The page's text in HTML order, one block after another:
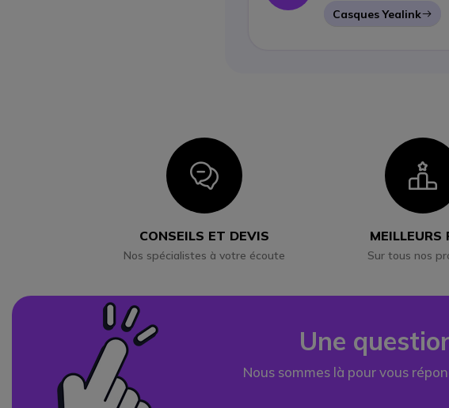
Casques Yealink
Icon
CONSEILS ET DEVIS
Nos spécialistes à votre écoute
MEILLEURS
Sur tous nos
Une
Nous sommes là pour vous